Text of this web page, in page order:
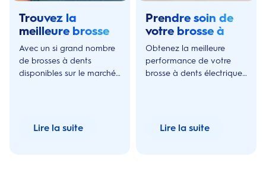
Trouvez la
meilleure brosse à
dents électrique
de 2019 pour vous
Avec un si grand nombre
de brosses à dents
disponibles sur le marché,
Lire la suite
Prendre soin de
votre brosse à
dents électrique
Obtenez la meilleure
performance de votre
brosse à dents électrique
régulièrement.
Lire la suite